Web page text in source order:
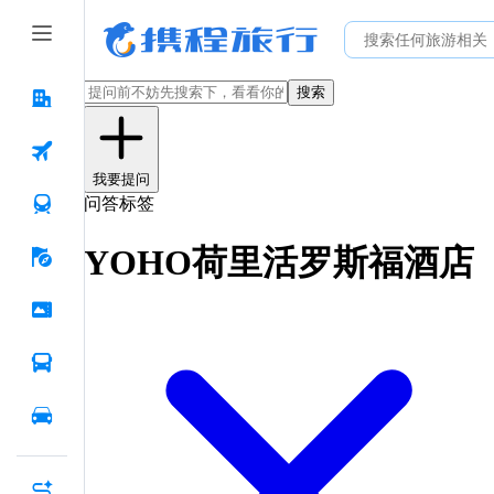
搜索
我要提问
问答标签
YOHO荷里活罗斯福酒店